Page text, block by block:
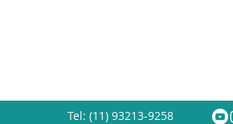
Tel: (11) 93213-9258